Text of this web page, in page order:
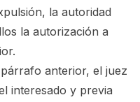
la autoridad
la autorización a
anterior, el juez
interesado y previa